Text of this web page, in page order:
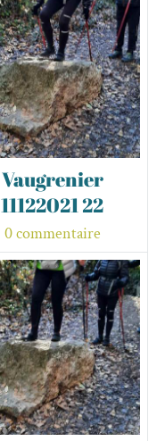
Vaugrenier
11122021 22
0 commentaire